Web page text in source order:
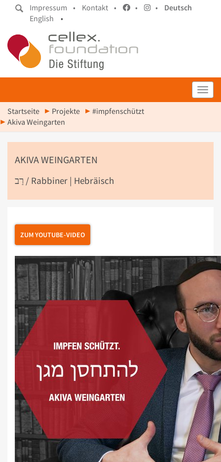
Impressum • Kontakt • • •
Deutsch
English
•
Startseite Projekte
#impfenschützt
Akiva Weingarten
AKIVA WEINGARTEN
רַב / Rabbiner | Hebräisch
ZUM YOUTUBE-VIDEO